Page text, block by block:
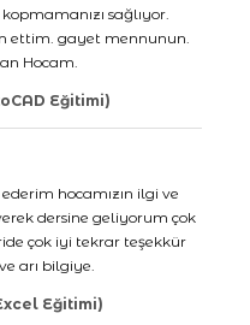
sağlıyor.
ettim. gayet mennunun.
Hocam.
Eğitimi)
hocamızın ilgi ve
dersine geliyorum çok
çok iyi tekrar teşekkür
arı bilgiye.
Eğitimi)